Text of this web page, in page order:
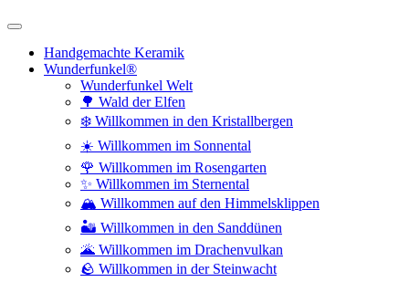
Handgemachte Keramik
Wunderfunkel®
Wunderfunkel Welt
🌳 Wald der Elfen
❄️ Willkommen in den Kristallbergen
☀️ Willkommen im Sonnental
🌹 Willkommen im Rosengarten
✨ Willkommen im Sternental
🏔️ Willkommen auf den Himmelsklippen
🏜️ Willkommen in den Sanddünen
🌋 Willkommen im Drachenvulkan
🪨 Willkommen in der Steinwacht